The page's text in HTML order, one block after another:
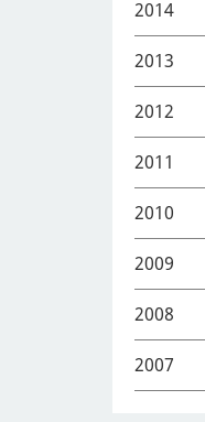
2014
2013
2012
2011
2010
2009
2008
2007